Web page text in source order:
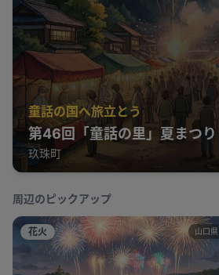
童話の国へ旅立とう
第46回「童話の里」夏まつり
玖珠町
周辺のピックアップ
花火 山口県